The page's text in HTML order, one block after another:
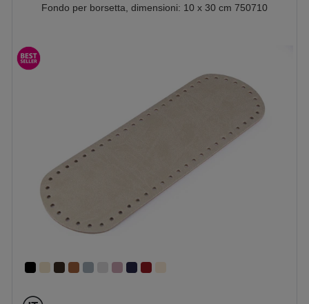
Fondo per borsetta, dimensioni: 10 x 30 cm 750710